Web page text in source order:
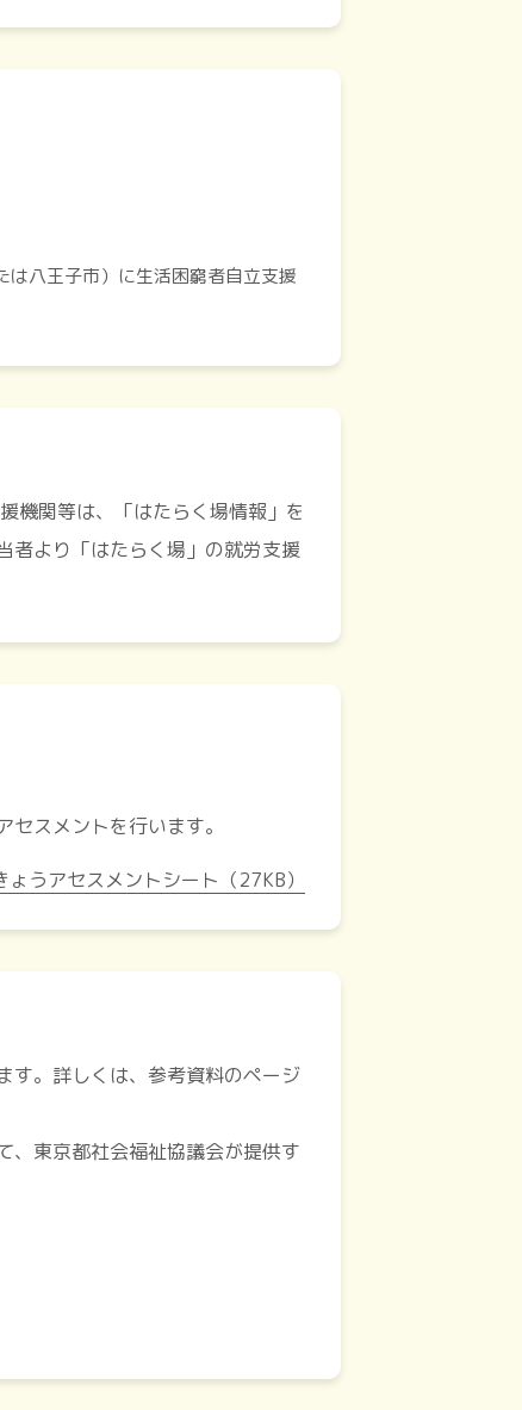
八王子市）に生活困窮者自立支援
機関等は、「はたらく場情報」を
者より「はたらく場」の就労支援
スメントを行います。
うアセスメントシート（27KB）
す。詳しくは、参考資料のページ
、東京都社会福祉協議会が提供す